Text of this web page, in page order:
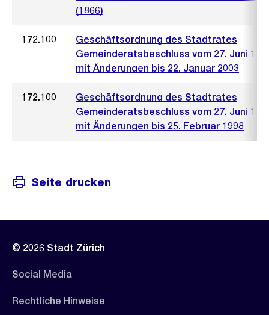
(1866)
172.100
Geschäftsordnung des Stadtrates
Gemeinderatsbeschluss vom 27. Juni
mit Änderungen bis 22. Januar 2003
172.100
Geschäftsordnung des Stadtrates
Gemeinderatsbeschluss vom 27. Juni
mit Änderungen bis 25. Februar 1998
Seite drucken
© 2026 Stadt Zürich
Social Media
Rechtliche Hinweise